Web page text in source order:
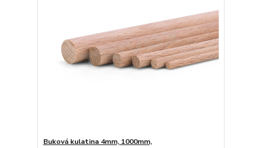
Buková kulatina 4mm, 1000mm,